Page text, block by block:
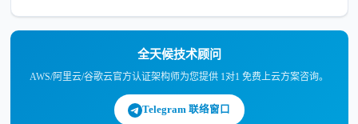
全天候技术顾问
AWS/阿里云/谷歌云官方认证架构师为您提供 1对1 免费上云方案咨询。
Telegram 联络窗口